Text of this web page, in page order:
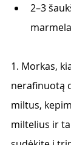
2–3
1. Morkas,
nerafinuotą
miltus,
miltelius ir